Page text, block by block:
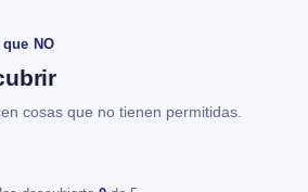
NO
cosas que no tienen permitidas.